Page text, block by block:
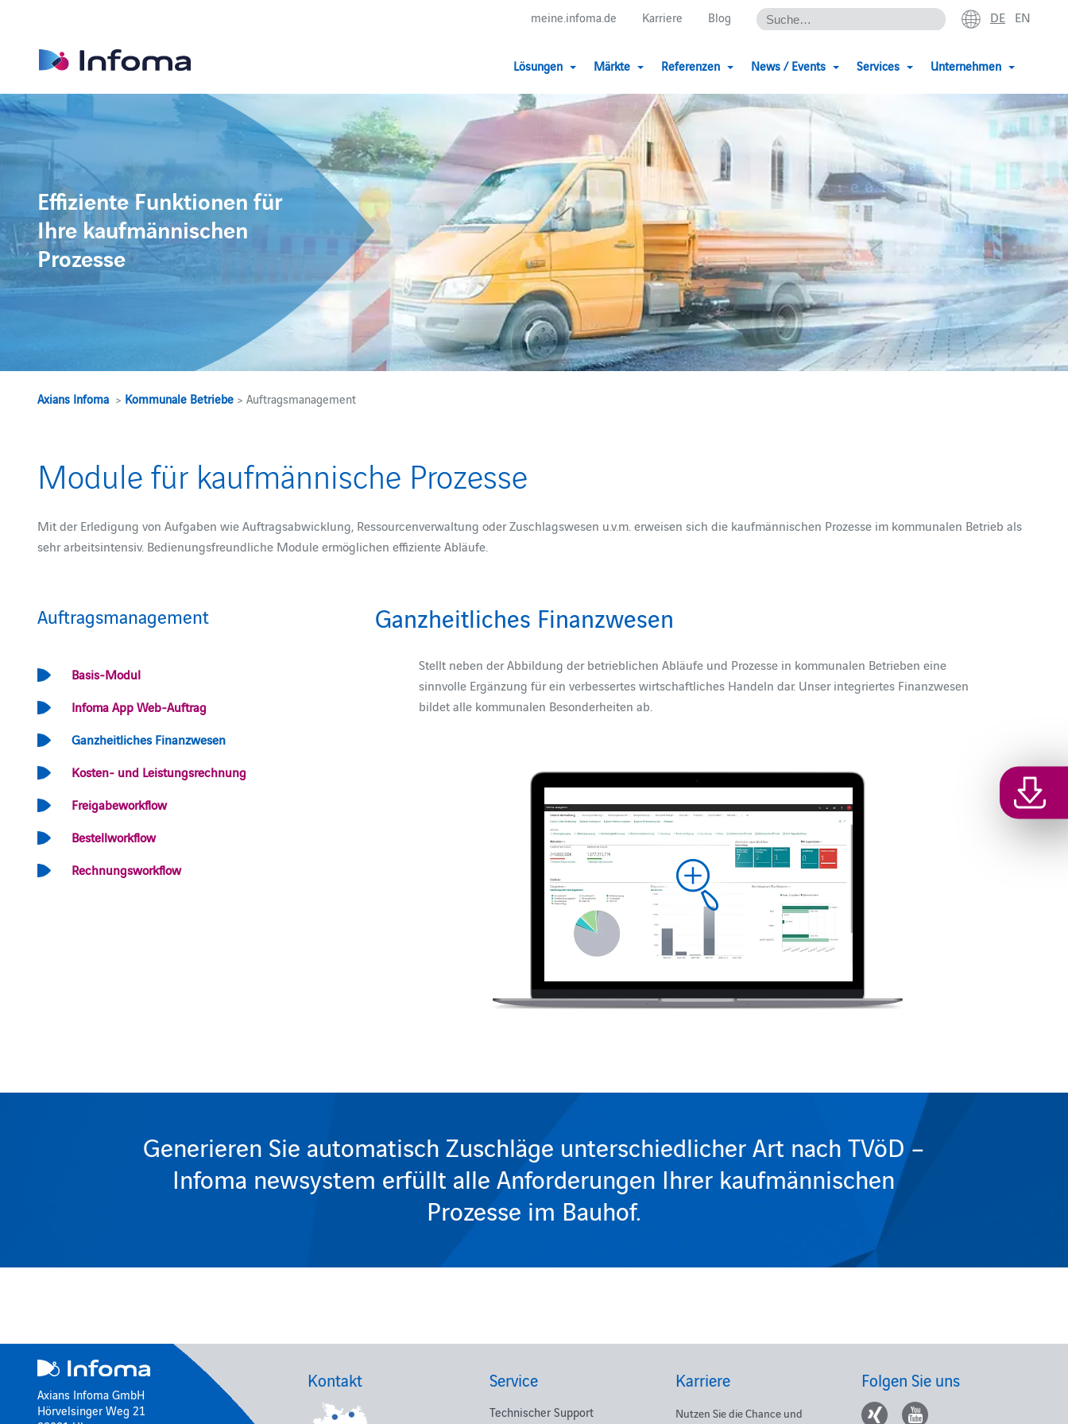
meine.infoma.de Karriere Blog DE EN
Lösungen Märkte Referenzen News / Events Services Unternehmen
Effiziente Funktionen für
Ihre kaufmännischen
Prozesse
Axians Infoma > Kommunale Betriebe > Auftragsmanagement
Module für kaufmännische Prozesse
Mit der Erledigung von Aufgaben wie Auftragsabwicklung, Ressourcenverwaltung oder Zuschlagswesen u.v.m. erweisen sich die kaufmännischen Prozesse im kommunalen Betrieb als
sehr arbeitsintensiv. Bedienungsfreundliche Module ermöglichen effiziente Abläufe.
Auftragsmanagement
Basis-Modul
Infoma App Web-Auftrag
Ganzheitliches Finanzwesen
Kosten- und Leistungsrechnung
Freigabeworkflow
Bestellworkflow
Rechnungsworkflow
Ganzheitliches Finanzwesen
Stellt neben der Abbildung der betrieblichen Abläufe und Prozesse in kommunalen Betrieben eine
sinnvolle Ergänzung für ein verbessertes wirtschaftliches Handeln dar. Unser integriertes Finanzwesen
bildet alle kommunalen Besonderheiten ab.
Generieren Sie automatisch Zuschläge unterschiedlicher Art nach TVöD –
Infoma newsystem erfüllt alle Anforderungen Ihrer kaufmännischen
Prozesse im Bauhof.
Axians Infoma GmbH
Hörvelsinger Weg 21
Kontakt Service
Technischer Support
Karriere
Nutzen Sie die Chance und
Folgen Sie uns